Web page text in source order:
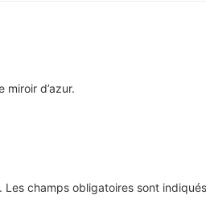
miroir d’azur.
Les champs obligatoires sont